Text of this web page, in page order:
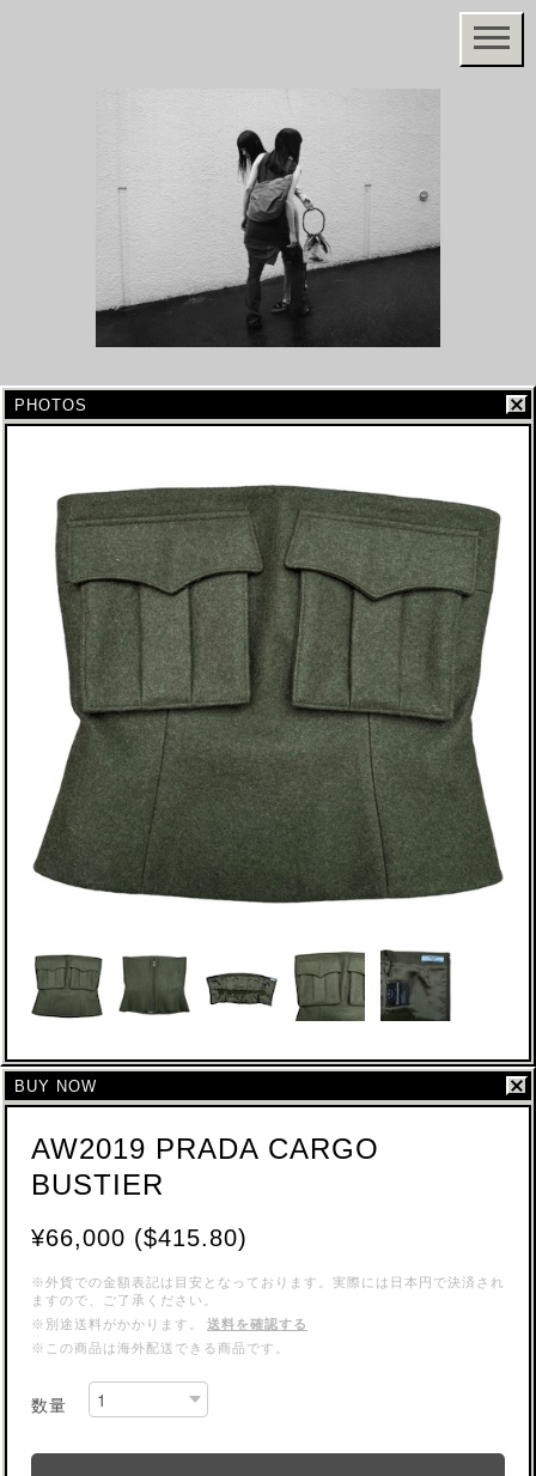
PHOTOS
BUY NOW
AW2019 PRADA CARGO
BUSTIER
¥66,000 ($415.80)
※外貨での金額表記は目安となっております。実際には日本円で決済され
ますので、ご了承ください。
※別途送料がかかります。
送料を確認する
※この商品は海外配送できる商品です。
数量